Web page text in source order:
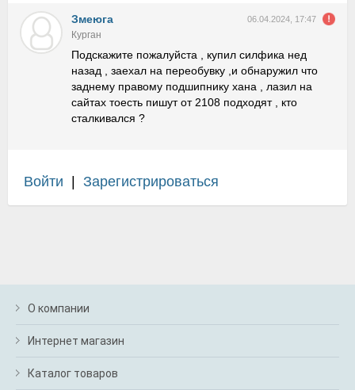
Змеюга 06.04.2024, 17:47
Курган
Подскажите пожалуйста , купил силфика нед
назад , заехал на переобувку ,и обнаружил что
заднему правому подшипнику хана , лазил на
сайтах тоесть пишут от 2108 подходят , кто
сталкивался ?
Войти Зарегистрироваться
О компании
Интернет магазин
Каталог товаров